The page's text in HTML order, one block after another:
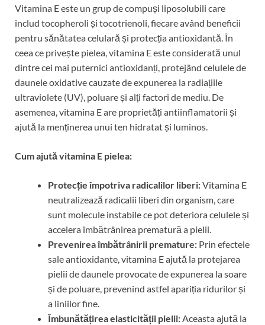
Vitamina E este un grup de compuși liposolubili care
includ tocopheroli și tocotrienoli, fiecare având beneficii
pentru sănătatea celulară și protecția antioxidantă. În
ceea ce privește pielea, vitamina E este considerată unul
dintre cei mai puternici antioxidanți, protejând celulele de
daunele oxidative cauzate de expunerea la radiațiile
ultraviolete (UV), poluare și alți factori de mediu. De
asemenea, vitamina E are proprietăți antiinflamatorii și
ajută la menținerea unui ten hidratat și luminos.
Cum ajută vitamina E pielea:
Protecție împotriva radicalilor liberi:Vitamina E
neutralizează radicalii liberi din organism, care
sunt molecule instabile ce pot deteriora celulele și
accelera îmbătrânirea prematură a pielii.
Prevenirea îmbătrânirii premature: Prin efectele
sale antioxidante, vitamina E ajută la protejarea
pielii de daunele provocate de expunerea la soare
și de poluare, prevenind astfel apariția ridurilor și
a liniilor fine.
Îmbunătățirea elasticității pielii:Aceasta ajută la